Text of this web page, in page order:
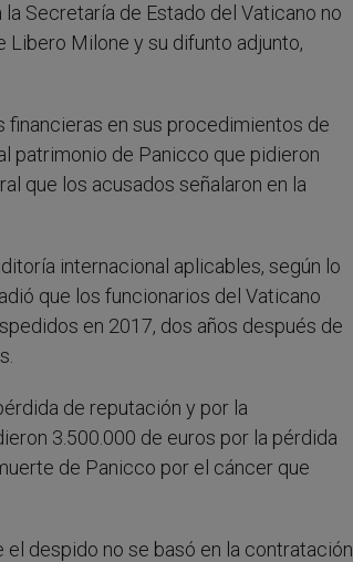
Secretaría de Estado del Vaticano no
Libero Milone y su difunto adjunto,
en sus procedimientos de
patrimonio de Panicco que pidieron
que los acusados señalaron en la
internacional aplicables, según lo
que los funcionarios del Vaticano
en 2017, dos años después de
de reputación y por la
3.500.000 de euros por la pérdida
de Panicco por el cáncer que
despido no se basó en la contratación